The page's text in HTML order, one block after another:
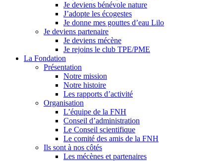
Je deviens bénévole nature
J’adopte les écogestes
Je donne mes gouttes d’eau Lilo
Je deviens partenaire
Je deviens mécène
Je rejoins le club TPE/PME
La Fondation
Présentation
Notre mission
Notre histoire
Les rapports d’activité
Organisation
L’équipe de la FNH
Conseil d’administration
Le Conseil scientifique
Le comité des amis de la FNH
Ils sont à nos côtés
Les mécènes et partenaires